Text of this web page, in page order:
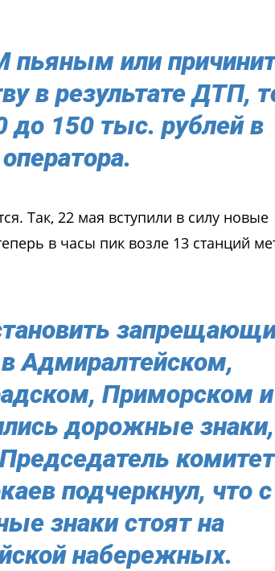
пьяным или
в результате ДТП,
до 150 тыс. рублей в
Так, 22 мая вступили в силу новые
в часы пик возле 13 станций
Адмиралтейском,
Приморском и
дорожные знaки,
подчеркнул, что с
знaки стоят на
набережных.